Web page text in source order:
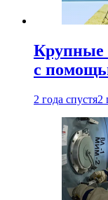
Крупные
с
2 года спустя2